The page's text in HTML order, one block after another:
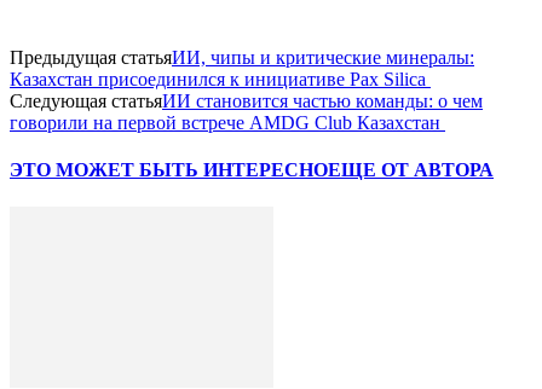
Предыдущая статьяИИ, чипы и критические минералы:
Казахстан присоединился к инициативе Pax Silica
Следующая статьяИИ становится частью команды: о чем
говорили на первой встрече AMDG Club Казахстан
ЭТО МОЖЕТ БЫТЬ ИНТЕРЕСНОЕЩЕ ОТ АВТОРА